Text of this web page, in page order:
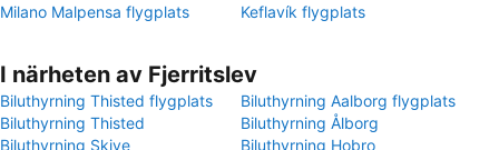
Milano Malpensa flygplats
Keflavík flygplats
I närheten av Fjerritslev
Biluthyrning Thisted flygplats
Biluthyrning Aalborg flygplats
Biluthyrning Thisted
Biluthyrning Ålborg
Biluthyrning Skive
Biluthyrning Hobro